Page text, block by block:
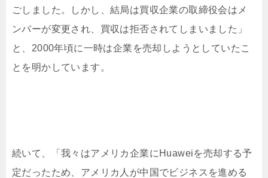
ごしました。しかし、結局は買収企業の取締役会はメ
ンバーが変更され、買収は拒否されてしまいました」
と、2000年頃に一時は企業を売却しようとしていたこ
とを明かしています。
続いて、「我々はアメリカ企業にHuaweiを売却する予
定だったため、アメリカ人が中国でビジネスを進める